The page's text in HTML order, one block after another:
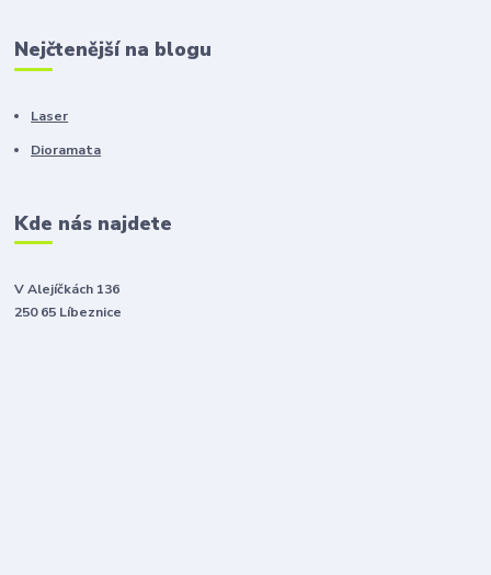
Nejčtenější na blogu
Laser
Dioramata
Kde nás najdete
V Alejíčkách 136
250 65 Líbeznice